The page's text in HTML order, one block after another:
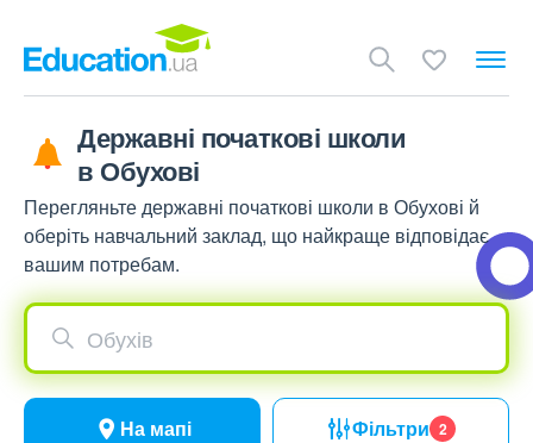
Державні початкові школи
в Обухові
Перегляньте державні початкові школи в Обухові й
оберіть навчальний заклад, що найкраще відповідає
вашим потребам.
Обухів
На мапі Фільтри 2